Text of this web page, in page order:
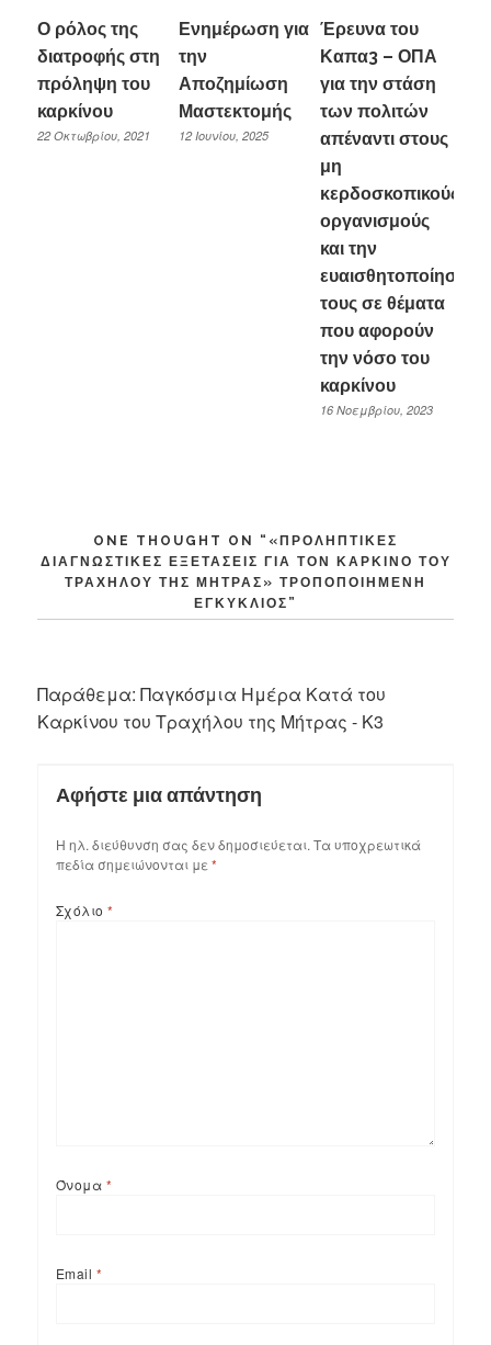
Ο ρόλος της
διατροφής στη
πρόληψη του
καρκίνου
22 Οκτωβρίου, 2021
Ενημέρωση για
την
Αποζημίωση
Μαστεκτομής
12 Ιουνίου, 2025
Έρευνα του
Καπα3 – ΟΠΑ
για την στάση
των πολιτών
απέναντι στους
μη
κερδοσκοπικούς
οργανισμούς
και την
ευαισθητοποίησή
τους σε θέματα
που αφορούν
την νόσο του
καρκίνου
16 Νοεμβρίου, 2023
ONE THOUGHT ON “ «ΠΡΟΛΗΠΤΙΚΈΣ
ΔΙΑΓΝΩΣΤΙΚΈΣ ΕΞΕΤΆΣΕΙΣ ΓΙΑ ΤΟΝ ΚΑΡΚΊΝΟ ΤΟΥ
ΤΡΑΧΉΛΟΥ ΤΗΣ ΜΉΤΡΑΣ» ΤΡΟΠΟΠΟΙΗΜΈΝΗ
ΕΓΚΎΚΛΙΟΣ ”
Παράθεμα:Παγκόσμια Ημέρα Κατά του
Καρκίνου του Τραχήλου της Μήτρας - K3
Αφήστε μια απάντηση
Η ηλ. διεύθυνση σας δεν δημοσιεύεται.Τα υποχρεωτικά
πεδία σημειώνονται με*
Σχόλιο *
Όνομα *
Email *